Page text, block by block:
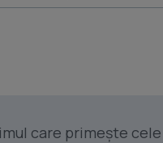
care primește cele